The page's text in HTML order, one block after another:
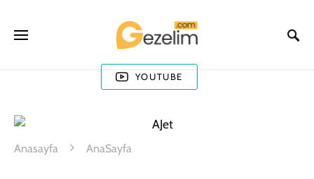
YOUTUBE
Anasayfa AnaSayfa